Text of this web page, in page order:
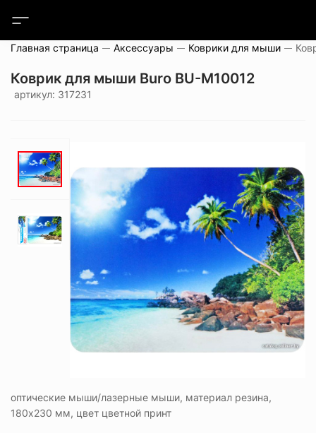
Главная страница Аксессуары Коврики для мыши
Коврик для мыши Buro BU-M10012
артикул: 317231
оптические мыши/лазерные мыши, материал резина,
180x230 мм, цвет цветной принт